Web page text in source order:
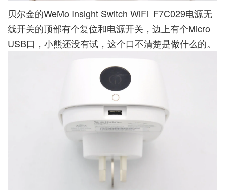
贝尔金的WeMo Insight Switch WiFi F7C​​029电源无
线开关的顶部有个复位和电源开关，边上有个Micro
USB口，小熊还没有试，这个口不清楚是做什么的。